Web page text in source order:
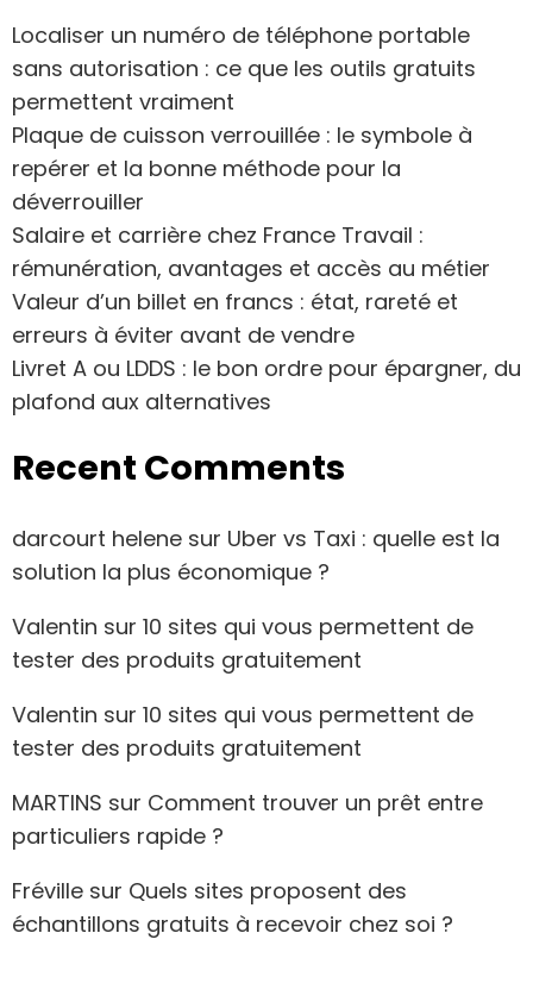
Localiser un numéro de téléphone portable
sans autorisation : ce que les outils gratuits
permettent vraiment
Plaque de cuisson verrouillée : le symbole à
repérer et la bonne méthode pour la
déverrouiller
Salaire et carrière chez France Travail :
rémunération, avantages et accès au métier
Valeur d’un billet en francs : état, rareté et
erreurs à éviter avant de vendre
Livret A ou LDDS : le bon ordre pour épargner, du
plafond aux alternatives
Recent Comments
darcourt helene sur Uber vs Taxi : quelle est la
solution la plus économique ?
Valentin sur 10 sites qui vous permettent de
tester des produits gratuitement
Valentin sur 10 sites qui vous permettent de
tester des produits gratuitement
MARTINS sur Comment trouver un prêt entre
particuliers rapide ?
Fréville sur Quels sites proposent des
échantillons gratuits à recevoir chez soi ?